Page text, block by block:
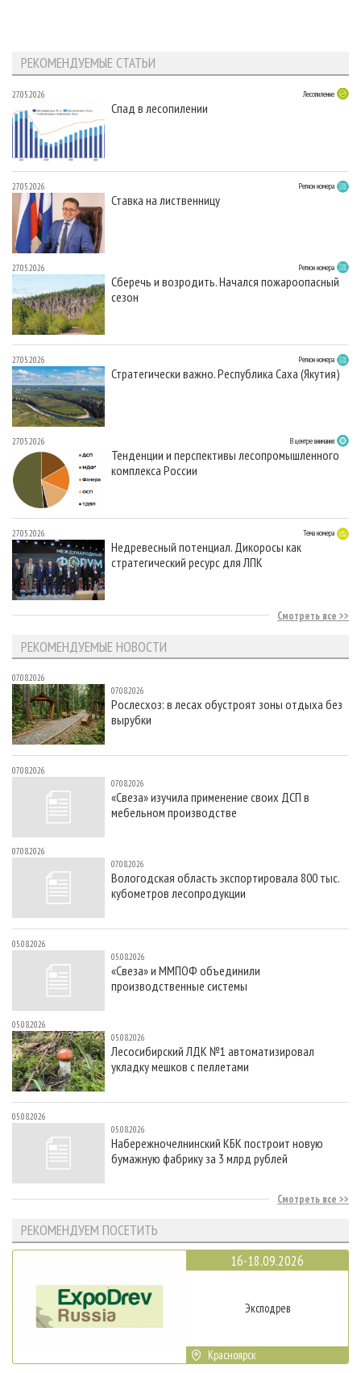
РЕКОМЕНДУЕМЫЕ СТАТЬИ
27.05.2026 Лесопиление
Спад в лесопилении
27.05.2026 Регион номера
Ставка на лиственницу
27.05.2026 Регион номера
Сберечь и возродить. Начался пожароопасный
сезон
27.05.2026 Регион номера
Стратегически важно. Республика Саха (Якутия)
27.05.2026 В центре внимания
Тенденции и перспективы лесопромышленного
комплекса России
27.05.2026 Тема номера
Недревесный потенциал. Дикоросы как
стратегический ресурс для ЛПК
Смотреть все
РЕКОМЕНДУЕМЫЕ НОВОСТИ
07.08.2026
07.08.2026
Рослесхоз: в лесах обустроят зоны отдыха без
вырубки
07.08.2026
07.08.2026
«Свеза» изучила применение своих ДСП в
мебельном производстве
07.08.2026
07.08.2026
Вологодская область экспортировала 800 тыс.
кубометров лесопродукции
05.08.2026
05.08.2026
«Свеза» и ММПОФ объединили
производственные системы
05.08.2026
05.08.2026
Лесосибирский ЛДК №1 автоматизировал
укладку мешков с пеллетами
05.08.2026
05.08.2026
Набережночелнинский КБК построит новую
бумажную фабрику за 3 млрд рублей
Смотреть все
РЕКОМЕНДУЕМ ПОСЕТИТЬ
16-18.09.2026
Эксподрев
Красноярск